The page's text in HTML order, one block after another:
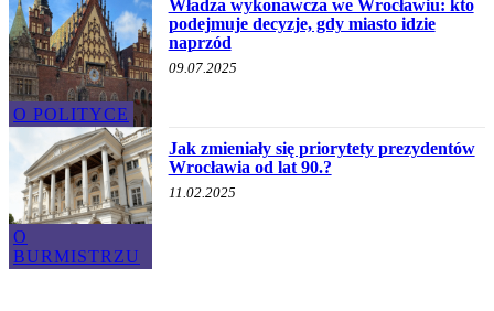
O POLITYCE
Władza wykonawcza we Wrocławiu: kto
podejmuje decyzje, gdy miasto idzie
naprzód
09.07.2025
O
BURMISTRZU
Jak zmieniały się priorytety prezydentów
Wrocławia od lat 90.?
11.02.2025